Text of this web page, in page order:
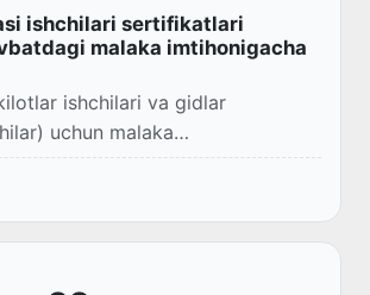
ishchilari sertifikatlari
malaka imtihonigacha
ishchilari va gidlar
uchun malaka
amal qilish muddati navbatdagi
topshirish sanasiga qadar